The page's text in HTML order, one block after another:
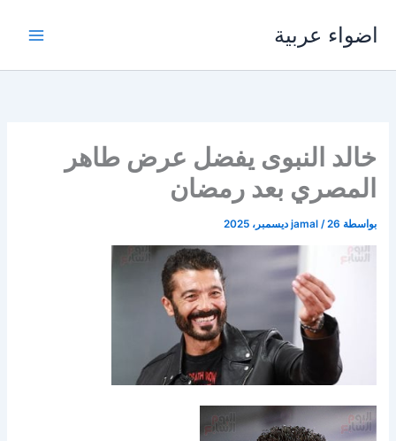
اضواء عربية
خالد النبوى يفضل عرض طاهر
المصري بعد رمضان
بواسطة jamal /26 ديسمبر، 2025